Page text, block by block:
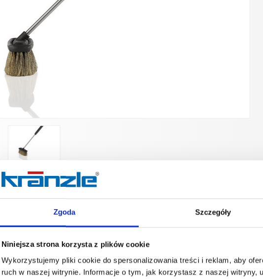
Zgoda Szczegóły
Niniejsza strona korzysta z plików cookie
Wykorzystujemy pliki cookie do spersonalizowania treści i reklam, aby
ruch w naszej witrynie. Informacje o tym, jak korzystasz z naszej witryny,